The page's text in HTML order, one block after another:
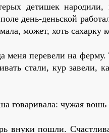
детишек
день-деньской
может, хоть сахарку
меня перевели на
стали, кур завели,
говаривала: чужая вошь
внуки пошли.